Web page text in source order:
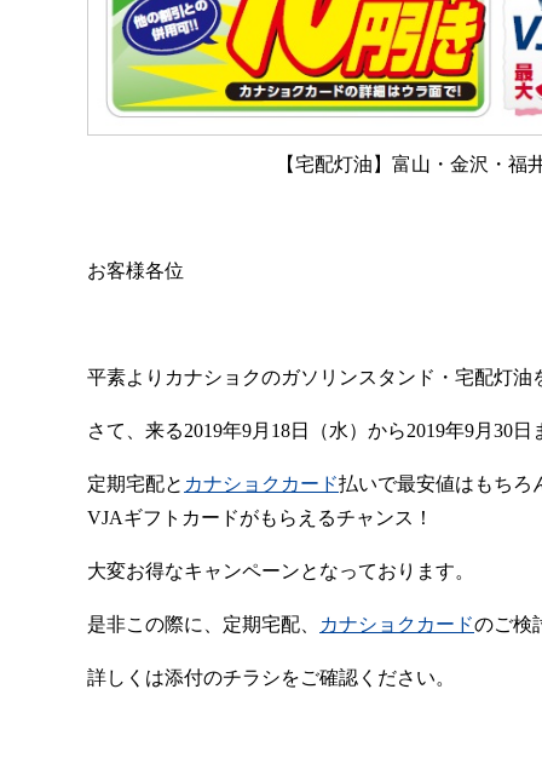
【宅配灯油】富山・金沢・
お客様各位
平素よりカナショクのガソリンスタンド・宅配灯油
さて、来る2019年9月18日（水）から2019年9月30
定期宅配と カナショクカード払いで最安値はもちろ
VJAギフトカードがもらえるチャンス！
大変お得なキャンペーンとなっております。
是非この際に、定期宅配、 カナショクカードのご検
詳しくは添付のチラシをご確認ください。